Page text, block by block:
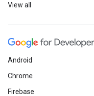
View all
Android
Chrome
Firebase